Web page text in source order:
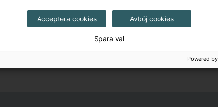
Acceptera cookies Avböj cookies
Spara val
Powered by